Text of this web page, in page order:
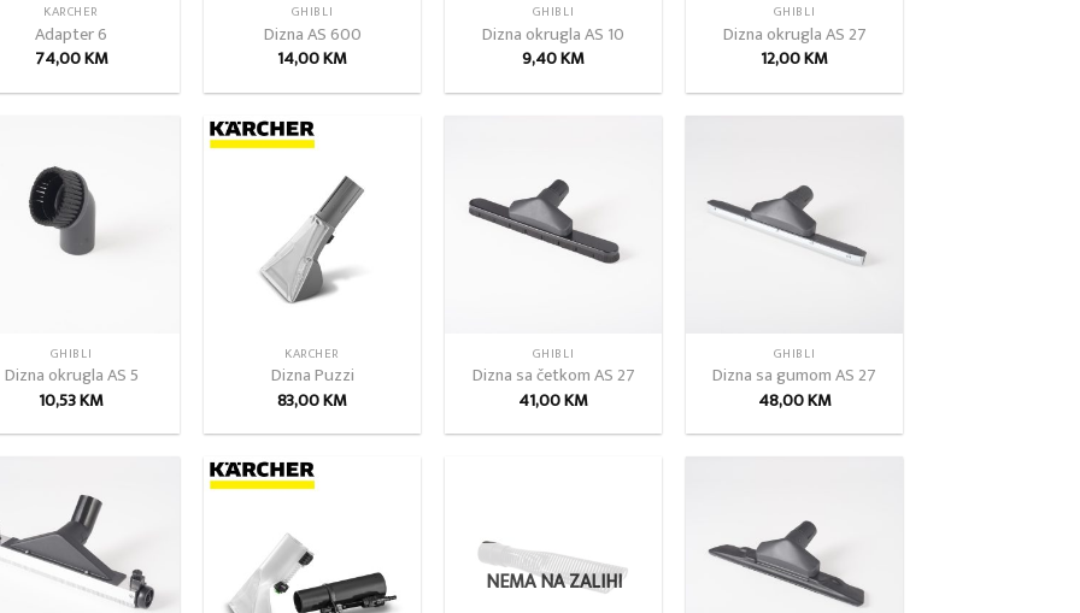
KARCHER
Adapter 6
74,00KM
GHIBLI
Dizna AS 600
14,00KM
GHIBLI
Dizna okrugla AS 10
9,40KM
GHIBLI
Dizna okrugla AS 27
12,00KM
GHIBLI
Dizna okrugla AS 5
10,53KM
Add to
wishlist
KARCHER
Dizna Puzzi
83,00KM
GHIBLI
Dizna sa četkom AS 27
41,00KM
GHIBLI
Dizna sa gumom AS 27
48,00KM
NEMA NA ZALIHI